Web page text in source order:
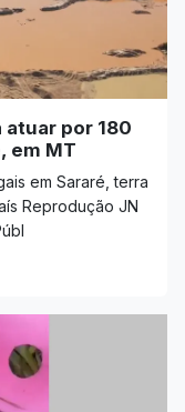
atuar por 180
em MT
em Sararé, terra
Reprodução JN